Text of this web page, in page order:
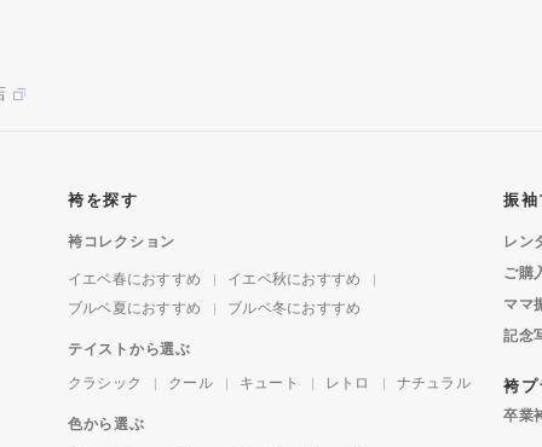
袴を探す
袴コレクション
イエベ春におすすめ
イエベ秋におすすめ
ブルベ夏におすすめ
ブルベ冬におすすめ
テイストから選ぶ
クラシック
クール キュート レトロ ナチュラル
色から選ぶ
振袖
レン
ご購
ママ
記念
袴プ
卒業